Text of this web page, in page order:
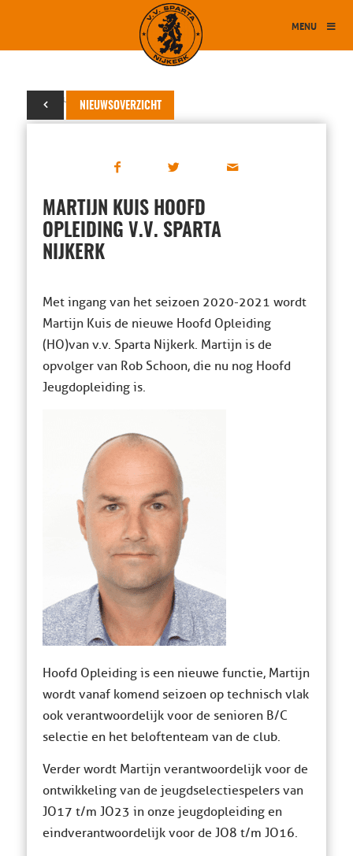
MENU
NIEUWSOVERZICHT
06 februari 2020
MARTIJN KUIS HOOFD
OPLEIDING V.V. SPARTA
NIJKERK
Met ingang van het seizoen 2020-2021 wordt
Martijn Kuis de nieuwe Hoofd Opleiding
(HO)van v.v. Sparta Nijkerk. Martijn is de
opvolger van Rob Schoon, die nu nog Hoofd
Jeugdopleiding is.
Hoofd Opleiding is een nieuwe functie, Martijn
wordt vanaf komend seizoen op technisch vlak
ook verantwoordelijk voor de senioren B/C
selectie en het beloftenteam van de club.
Verder wordt Martijn verantwoordelijk voor de
ontwikkeling van de jeugdselectiespelers van
JO17 t/m JO23 in onze jeugdopleiding en
eindverantwoordelijk voor de JO8 t/m JO16.